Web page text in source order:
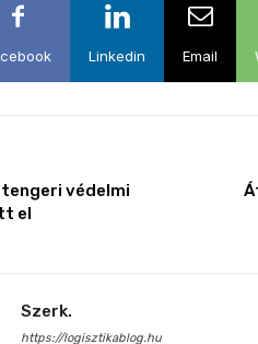
Linkedin Email
védelmi
el
Szerk.
https://logisztikablog.hu